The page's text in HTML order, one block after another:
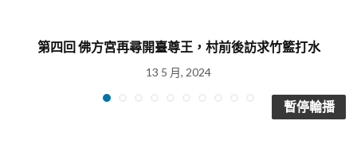
第四回 佛方宮再尋開臺尊王，村前後訪求竹籃打水
13 5 月, 2024
暫停輪播